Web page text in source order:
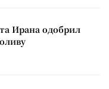
Ирана одобрил